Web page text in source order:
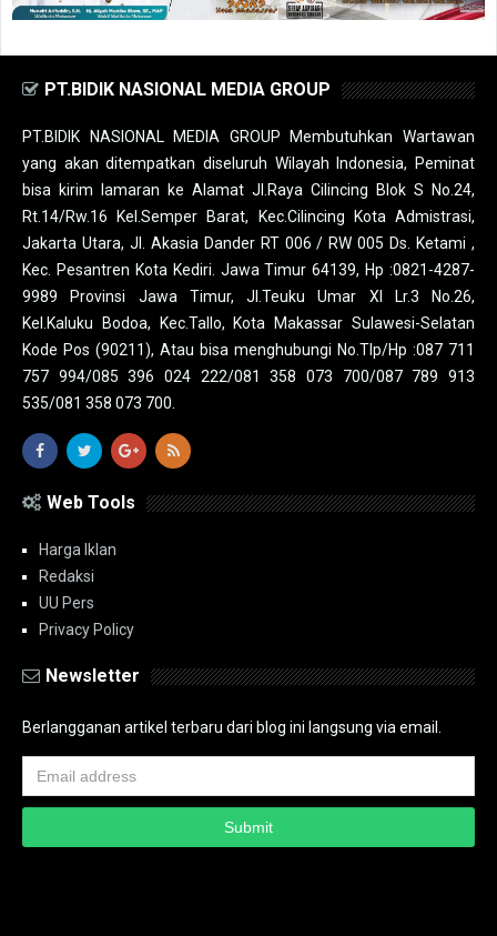
PT.BIDIK NASIONAL MEDIA GROUP
PT.BIDIK NASIONAL MEDIA GROUP Membutuhkan Wartawan
yang akan ditempatkan diseluruh Wilayah Indonesia, Peminat
bisa kirim lamaran ke Alamat Jl.Raya Cilincing Blok S No.24,
Rt.14/Rw.16 Kel.Semper Barat, Kec.Cilincing Kota Admistrasi,
Jakarta Utara, Jl. Akasia Dander RT 006 / RW 005 Ds. Ketami ,
Kec. Pesantren Kota Kediri. Jawa Timur 64139, Hp :0821-4287-
9989 Provinsi Jawa Timur, Jl.Teuku Umar XI Lr.3 No.26,
Kel.Kaluku Bodoa, Kec.Tallo, Kota Makassar Sulawesi-Selatan
Kode Pos (90211), Atau bisa menghubungi No.Tlp/Hp :087 711
757 994/085 396 024 222/081 358 073 700/087 789 913
535/081 358 073 700.
Web Tools
Harga Iklan
Redaksi
UU Pers
Privacy Policy
Newsletter
Berlangganan artikel terbaru dari blog ini langsung via email.